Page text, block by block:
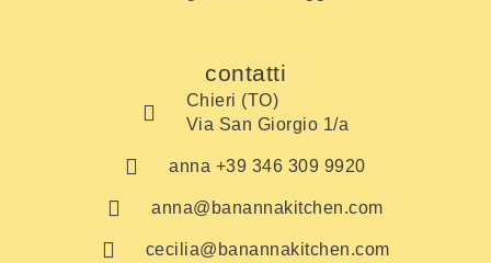
contatti
Chieri (TO)
Via San Giorgio 1/a
anna +39 346 309 9920
anna@banannakitchen.com
cecilia@banannakitchen.com